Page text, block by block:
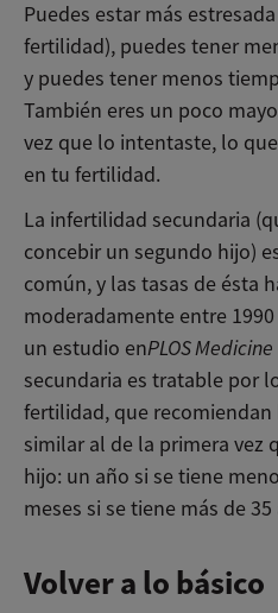
Puedes estar más
fertilidad), puedes tener
y puedes tener menos
También eres un poco
vez que lo intentaste, lo
en tu fertilidad.
La infertilidad secundaria
concebir un segundo hijo)
común, y las tasas de ésta
moderadamente entre
un estudio enPLOS Medicine
secundaria es tratable por
fertilidad, que
similar al de la primera vez
hijo: un año si se tiene
meses si se tiene más de 35
Volver a lo básico